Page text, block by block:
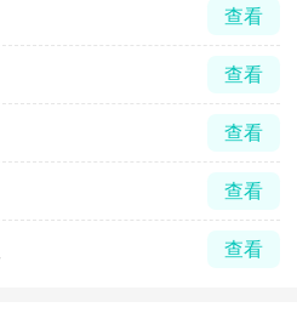
查看
查看
查看
查看
查看